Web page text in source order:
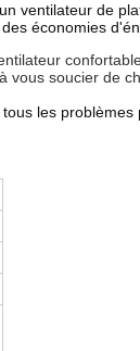
ventilateur de
économies
soucier de
les problèmes